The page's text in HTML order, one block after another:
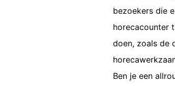
bezoekers die
horecacounter
doen, zoals de
Ben je een